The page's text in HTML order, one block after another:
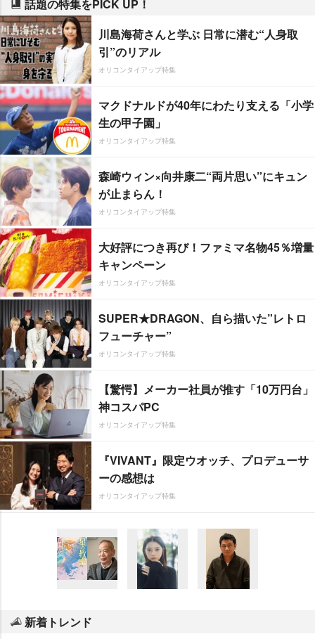
話題の特集をPICK UP！
川島海荷さんと学ぶ 日常に潜む“人身取
引”のリアル
オリコンタイアップ特集
マクドナルドが40年にわたり支える「小学
生の甲子園」
オリコンタイアップ特集
森崎ウィン×向井康二“両片思い”にキュン
が止まらん！
オリコンタイアップ特集
大好評につき再び！ファミマ名物45％増量
キャンペーン
オリコンタイアップ特集
SUPER★DRAGON、自ら描いた”レトロ
フューチャー”
オリコンタイアップ特集
【驚愕】メーカー社員が推す「10万円台」
神コスパPC
オリコンタイアップ特集
『VIVANT』限定ウオッチ、プロデューサ
ーの感想は
オリコンタイアップ特集
新着トレンド